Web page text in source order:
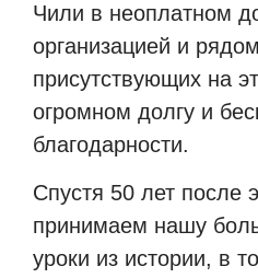
Чили в неоплатном
организацией и
присутствующих на
огромном долгу и
благодарности.
Спустя 50 лет после
принимаем нашу
уроки из истории, в